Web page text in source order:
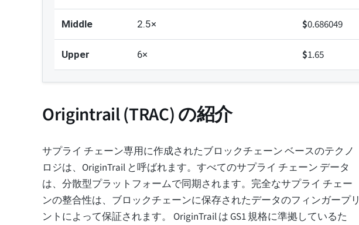
Middle 2.5× $0.686049
Upper 6× $1.65
Origintrail (TRAC) の紹介
サプライ チェーン専用に作成されたブロックチェーン ベースのテクノ
ロジは、OriginTrail と呼ばれます。すべてのサプライ チェーン データ
は、分散型プラットフォームで同期されます。完全なサプライ チェー
ンの整合性は、ブロックチェーンに保存されたデータのフィンガープリ
ントによって保証されます。 OriginTrail は GS1 規格に準拠しているた